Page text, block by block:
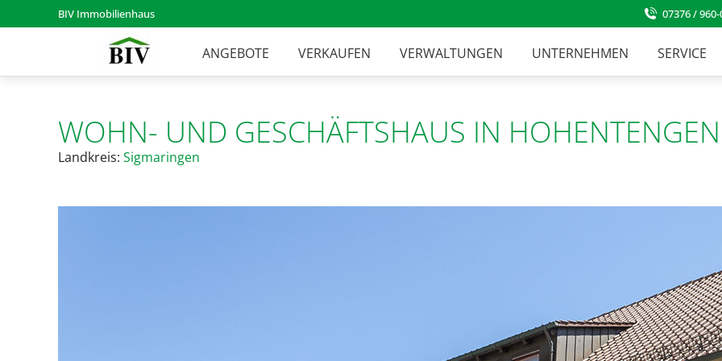
BIV Immobilienhaus 07376 / 960-
ANGEBOTE VERKAUFEN VERWALTUNGEN UNTERNEHMEN SERVICE
WOHN- UND GESCHÄFTSHAUS IN HOHENTENGEN
Landkreis: Sigmaringen